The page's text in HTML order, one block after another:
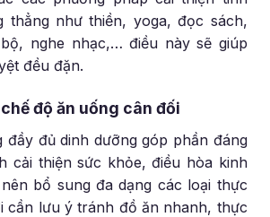
thẳng như thiền, yoga, đọc sách,
nghe nhạc,… điều này sẽ giúp
đều đặn.
độ ăn uống cân đối
đầy đủ dinh dưỡng góp phần đáng
cải thiện sức khỏe, điều hòa kinh
bổ sung đa dạng các loại thực
cần lưu ý tránh đồ ăn nhanh, thực